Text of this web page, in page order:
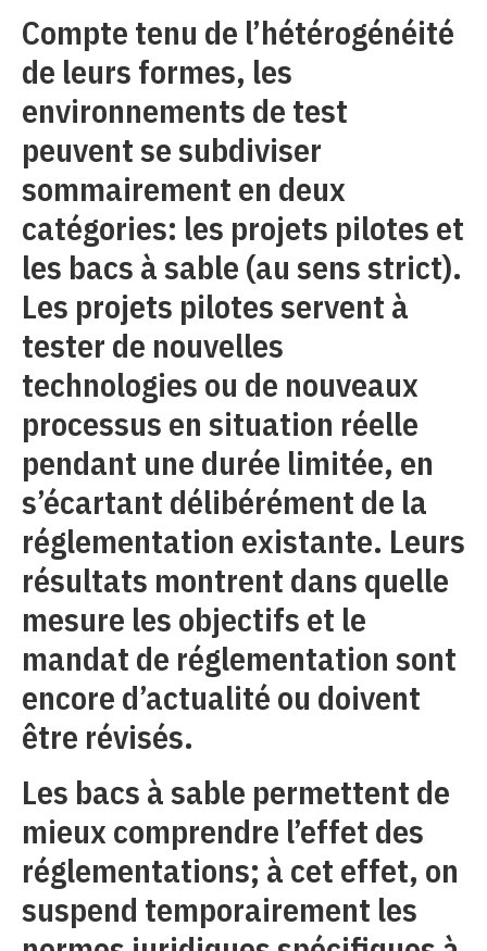
Compte tenu de l’hétérogénéité
de leurs formes, les
environnements de test
peuvent se subdiviser
sommairement en deux
catégories: les projets pilotes et
les bacs à sable (au sens strict).
Les projets pilotes servent à
tester de nouvelles
technologies ou de nouveaux
processus en situation réelle
pendant une durée limitée, en
s’écartant délibérément de la
réglementation existante. Leurs
résultats montrent dans quelle
mesure les objectifs et le
mandat de réglementation sont
encore d’actualité ou doivent
être révisés.
Les bacs à sable permettent de
mieux comprendre l’effet des
réglementations; à cet effet, on
suspend temporairement les